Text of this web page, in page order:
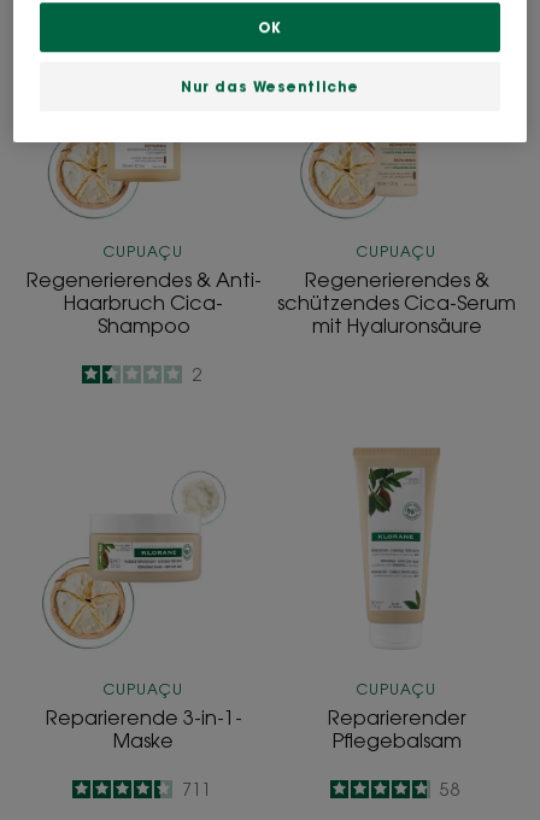
Regenerierendes
Haarbruch
Shampoo
CUPUAÇU
Regenerierendes & Anti-
Haarbruch Cica-
Shampoo
1.5
/
5
2
mit
Hyaluronsäure
CUPUAÇU
Regenerierendes &
schützendes Cica-Serum
mit Hyaluronsäure
1-
Maske
CUPUAÇU
Reparierende 3-in-1-
Maske
4.3
/
5
711
Reparierender
Pflegebalsam
CUPUAÇU
Reparierender
Pflegebalsam
4.8
/
5
58
Nur das Wesentliche
OK